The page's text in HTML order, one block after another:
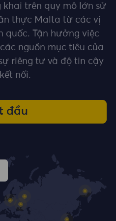
khai trên quy mô lớn sử
thực Malta từ các vị
quốc. Tận hưởng việc
nguồn mục tiêu của
riêng tư và độ tin cậy
nối.
đầu